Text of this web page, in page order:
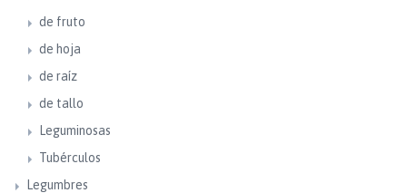
de fruto
de hoja
de raíz
de tallo
Leguminosas
Tubérculos
Legumbres